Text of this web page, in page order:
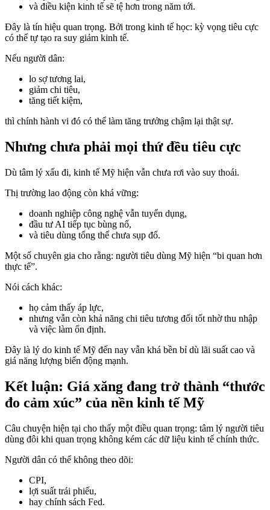
và điều kiện kinh tế sẽ tệ hơn trong năm tới.
Đây là tín hiệu quan trọng. Bởi trong kinh tế học: kỳ vọng tiêu cực
có thể tự tạo ra suy giảm kinh tế.
Nếu người dân:
lo sợ tương lai,
giảm chi tiêu,
tăng tiết kiệm,
thì chính hành vi đó có thể làm tăng trưởng chậm lại thật sự.
Nhưng chưa phải mọi thứ đều tiêu cực
Dù tâm lý xấu đi, kinh tế Mỹ hiện vẫn chưa rơi vào suy thoái.
Thị trường lao động còn khá vững:
doanh nghiệp công nghệ vẫn tuyển dụng,
đầu tư AI tiếp tục bùng nổ,
và tiêu dùng tổng thể chưa sụp đổ.
Một số chuyên gia cho rằng: người tiêu dùng Mỹ hiện “bi quan hơn
thực tế”.
Nói cách khác:
họ cảm thấy áp lực,
nhưng vẫn còn khả năng chi tiêu tương đối tốt nhờ thu nhập
và việc làm ổn định.
Đây là lý do kinh tế Mỹ đến nay vẫn khá bền bỉ dù lãi suất cao và
giá năng lượng biến động mạnh.
Kết luận: Giá xăng đang trở thành “thước
đo cảm xúc” của nền kinh tế Mỹ
Câu chuyện hiện tại cho thấy một điều quan trọng: tâm lý người tiêu
dùng đôi khi quan trọng không kém các dữ liệu kinh tế chính thức.
Người dân có thể không theo dõi:
CPI,
lợi suất trái phiếu,
hay chính sách Fed.